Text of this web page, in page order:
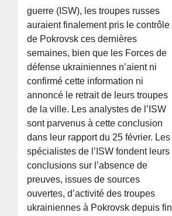
guerre (ISW), les troupes russes
auraient finalement pris le contrôle
de Pokrovsk ces dernières
semaines, bien que les Forces de
défense ukrainiennes n’aient ni
confirmé cette information ni
annoncé le retrait de leurs troupes
de la ville. Les analystes de l’ISW
sont parvenus à cette conclusion
dans leur rapport du 25 février. Les
spécialistes de l’ISW fondent leurs
conclusions sur l’absence de
preuves, issues de sources
ouvertes, d’activité des troupes
ukrainiennes à Pokrovsk depuis fin